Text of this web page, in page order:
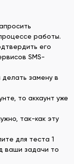
работы.
его
SMS-
замену в
то аккаунт уже
так-как эту
для теста 1
ваши задачи то